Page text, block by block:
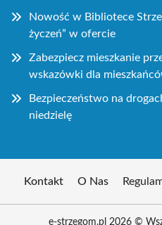
Nowość w Bibliotece
życzeń” w ofercie
Zabezpiecz mieszkanie
wskazówki dla
Bezpieczeństwo na
niedzielę
Kontakt O Nas
e-strzegom.pl 2026 ©